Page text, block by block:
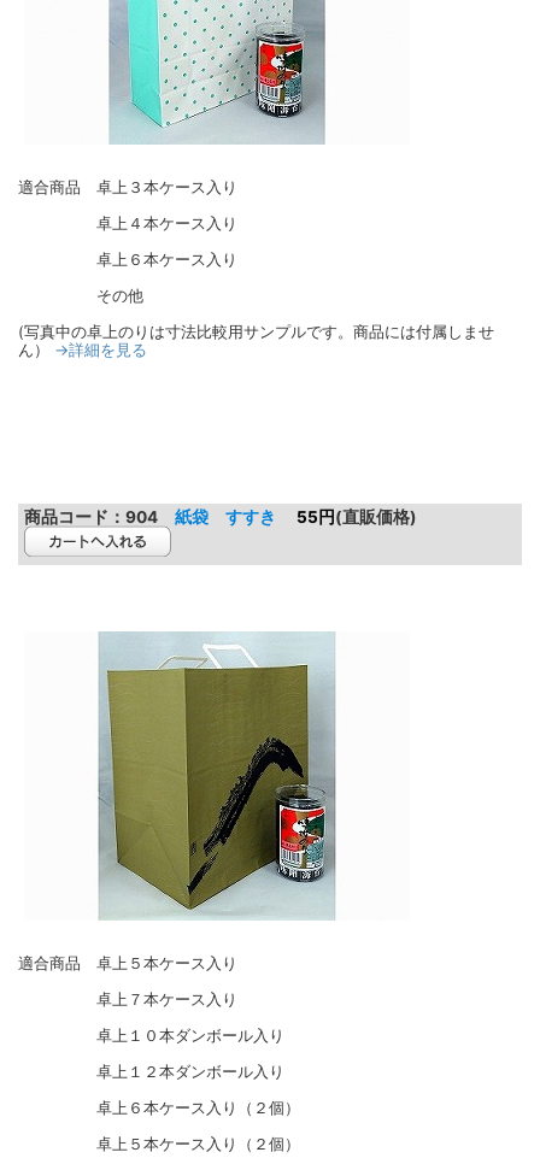
適合商品 卓上３本ケース入り
卓上４本ケース入り
卓上６本ケース入り
その他
(写真中の卓上のりは寸法比較用サンプルです。商品には付属しませ
ん） →詳細を見る
商品コード： 904 紙袋 すすき 55円(直販価格)
適合商品 卓上５本ケース入り
卓上７本ケース入り
卓上１０本ダンボール入り
卓上１２本ダンボール入り
卓上６本ケース入り（２個）
卓上５本ケース入り（２個）